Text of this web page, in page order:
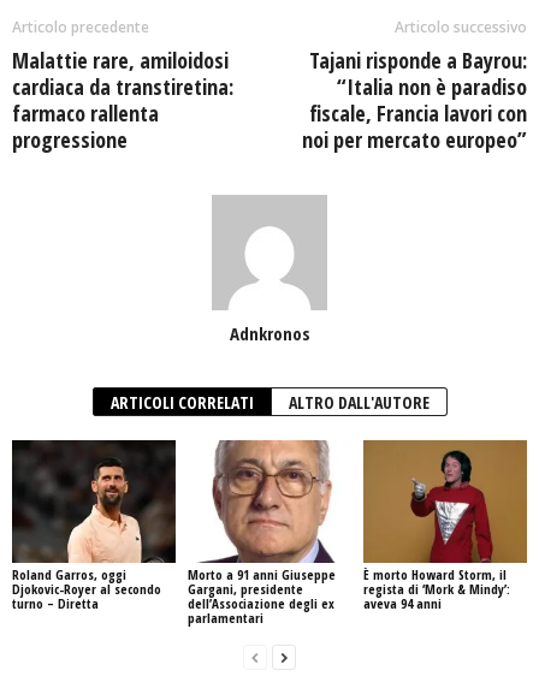
Articolo precedente
Malattie rare, amiloidosi
cardiaca da transtiretina:
farmaco rallenta
progressione
Articolo successivo
Tajani risponde a Bayrou:
“Italia non è paradiso
fiscale, Francia lavori con
noi per mercato europeo”
Adnkronos
ARTICOLI CORRELATI ALTRO DALL'AUTORE
Roland Garros, oggi
Djokovic-Royer al secondo
turno – Diretta
Morto a 91 anni Giuseppe
Gargani, presidente
dell’Associazione degli ex
parlamentari
È morto Howard Storm, il
regista di ‘Mork & Mindy’:
aveva 94 anni